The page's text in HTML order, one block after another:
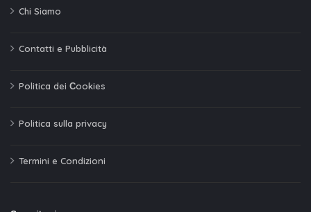
Chi Siamo
Contatti e Pubblicità
Politica dei Сookies
Politica sulla privacy
Termini e Condizioni